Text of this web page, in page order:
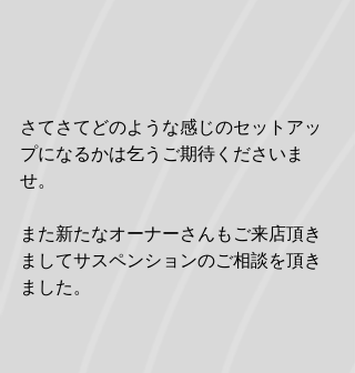
さてさてどのような感じのセットアッ
プになるかは乞うご期待くださいま
せ。
また新たなオーナーさんもご来店頂き
ましてサスペンションのご相談を頂き
ました。